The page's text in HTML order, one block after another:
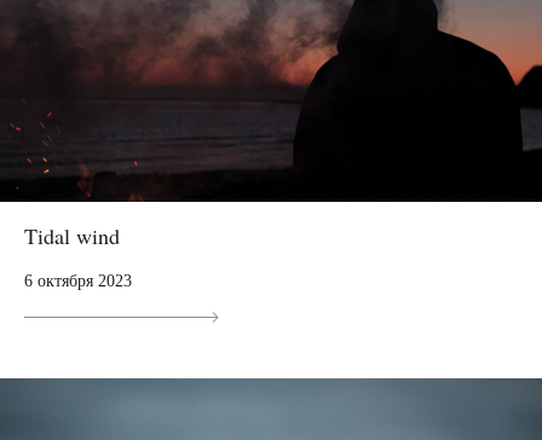
Tidal wind
6 октября 2023